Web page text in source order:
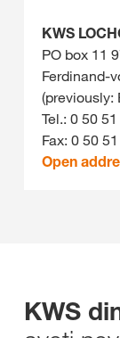
KWS
PO box 11
Ferdinand-
(previously:
Tel.: 0 50
Fax: 0 50
Open
KWS